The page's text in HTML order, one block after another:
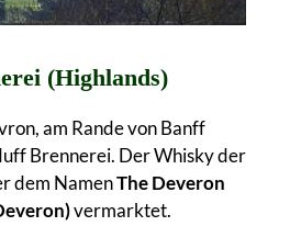
(Highlands)
am Rande von Banff
Brennerei. Der Whisky der
dem NamenThe Deveron
vermarktet.